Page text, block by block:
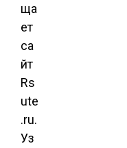
ща
ет
са
йт
Rs
ute
.ru.
Уз